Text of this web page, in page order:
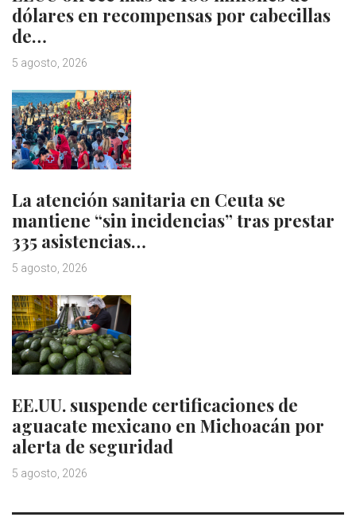
dólares en recompensas por cabecillas
de…
5 agosto, 2026
La atención sanitaria en Ceuta se
mantiene “sin incidencias” tras prestar
335 asistencias…
5 agosto, 2026
EE.UU. suspende certificaciones de
aguacate mexicano en Michoacán por
alerta de seguridad
5 agosto, 2026